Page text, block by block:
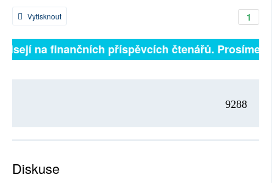
1
Vytisknout
na finančních příspěvcích čtenářů. Prosíme,
9288
Diskuse